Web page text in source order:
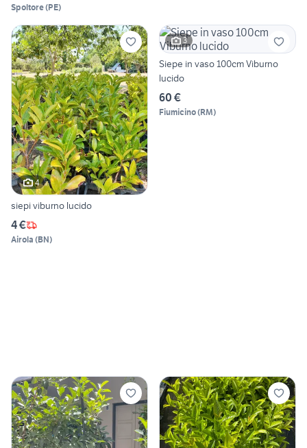
Spoltore(PE)
4
siepi viburno lucido
4 €
Airola (BN)
3
Siepe in vaso 100cm Viburno
lucido
60 €
Fiumicino(RM)